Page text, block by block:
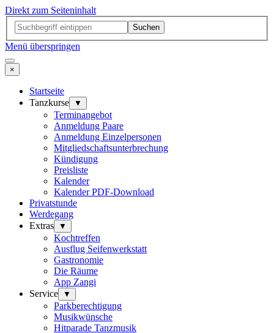
Direkt zum Seiteninhalt
Suchen
Menü überspringen
×
Startseite
Tanzkurse
▼
Terminangebot
Anmeldung Paare
Anmeldung Einzelpersonen
Mitgliedschaftsunterbrechung
Kündigung
Preisliste
Kalender
Kalender PDF-Download
Privatstunde
Werdegang
Extras
▼
Kochtreffen
Ausflug Seifenwerkstatt
Gastronomie
Die Räume
App Zangi
Service
▼
Parkberechtigung
Musikwünsche
Hitparade Tanzmusik